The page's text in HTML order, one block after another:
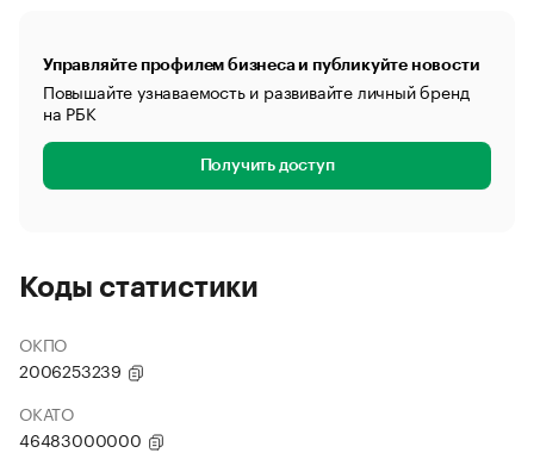
Управляйте профилем бизнеса и публикуйте новости
Повышайте узнаваемость и развивайте личный бренд
на РБК
Получить доступ
Коды статистики
ОКПО
2006253239
ОКАТО
46483000000